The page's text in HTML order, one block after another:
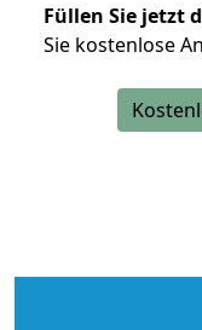
Füllen Sie jetzt
Sie kostenlose